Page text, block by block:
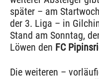
später – am
der 3. Liga – in
Stand am Sonntag,
Löwen den FC
Die weiteren –